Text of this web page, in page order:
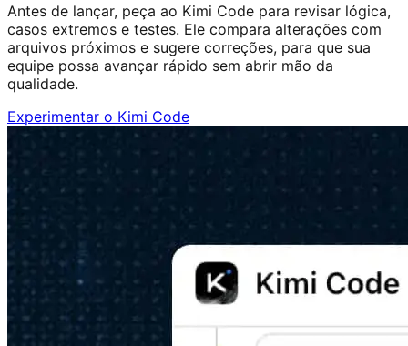
Antes de lançar, peça ao Kimi Code para revisar lógica,
casos extremos e testes. Ele compara alterações com
arquivos próximos e sugere correções, para que sua
equipe possa avançar rápido sem abrir mão da
qualidade.
Experimentar o Kimi Code